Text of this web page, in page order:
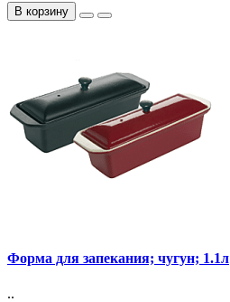
В корзину
Форма для запекания; чугун; 1.1л
..